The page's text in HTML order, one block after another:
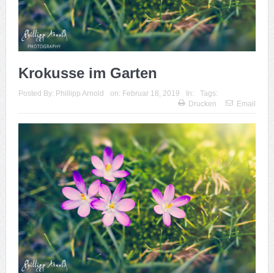
Krokusse im Garten
Posted By: Phillipp Arnold on: Februar 18, 2019 In:
Tags:
Drucken
Email